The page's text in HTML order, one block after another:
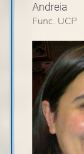
Andreia
Func. UCP